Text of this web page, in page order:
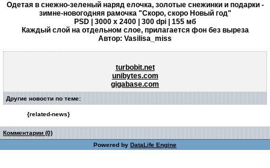
Одетая в снежно-зеленый наряд елочка, золотые снежинки и подарки -
зимне-новогодняя рамочка "Скоро, скоро Новый год"
PSD | 3000 х 2400 | 300 dpi | 155 мб
Каждый слой на отдельном слое, прилагается фон без выреза
Автор: Vasilisa_miss
turbobit.net
unibytes.com
gigabase.com
Другие новости по теме:
{related-news}
Комментарии (0)
Powered by DataLife Engine